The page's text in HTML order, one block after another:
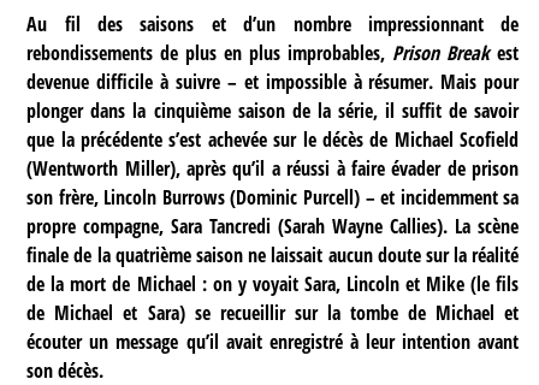
Au fil des saisons et d’un nombre impressionnant de
rebondissements de plus en plus improbables, Prison Breakest
devenue difficile à suivre – et impossible à résumer. Mais pour
plonger dans la cinquième saison de la série, il suffit de savoir
que la précédente s’est achevée sur le décès de Michael Scofield
(Wentworth Miller), après qu’il a réussi à faire évader de prison
son frère, Lincoln Burrows (Dominic Purcell) – et incidemment sa
propre compagne, Sara Tancredi (Sarah Wayne Callies). La scène
finale de la quatrième saison ne laissait aucun doute sur la réalité
de la mort de Michael : on y voyait Sara, Lincoln et Mike (le fils
de Michael et Sara) se recueillir sur la tombe de Michael et
écouter un message qu’il avait enregistré à leur intention avant
son décès.